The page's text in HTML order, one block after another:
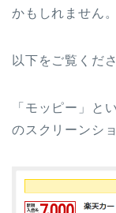
かもしれません。
以下をご覧くださ
「モッピー」と
のスクリーンシ